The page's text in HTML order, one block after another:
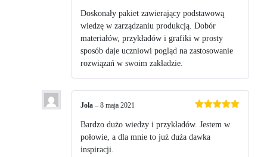
na 5
Doskonały pakiet zawierający podstawową
wiedzę w zarządzaniu produkcją. Dobór
materiałów, przykładów i grafiki w prosty
sposób daje uczniowi pogląd na zastosowanie
rozwiązań w swoim zakładzie.
na 5
Jola – 8 maja 2021
Bardzo dużo wiedzy i przykładów. Jestem w
połowie, a dla mnie to już duża dawka
inspiracji.